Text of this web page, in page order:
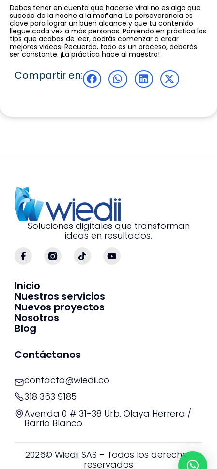
Debes tener en cuenta que hacerse viral no es algo que
suceda de la noche a la mañana. La perseverancia es
clave para lograr un buen alcance y que tu contenido
llegue cada vez a más personas. Poniendo en práctica los
tips que acabas de leer, podrás comenzar a crear
mejores videos. Recuerda, todo es un proceso, deberás
ser constante. ¡La práctica hace al maestro!
Compartir en:
Soluciones digitales que transforman
ideas en resultados.
Inicio
Nuestros servicios
Nuevos proyectos
Nosotros
Blog
Contáctanos
contacto@wiedii.co
318 363 9185
Avenida 0 # 31-38 Urb. Olaya Herrera /
Barrio Blanco.
2026© Wiedii SAS – Todos los derechos
reservados